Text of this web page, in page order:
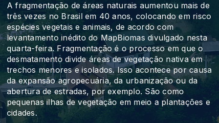
A fragmentação de áreas naturais aumentou mais de
três vezes no Brasil em 40 anos, colocando em risco
espécies vegetais e animais, de acordo com
levantamento inédito do MapBiomas divulgado nesta
quarta-feira. Fragmentação é o processo em que o
desmatamento divide áreas de vegetação nativa em
trechos menores e isolados. Isso acontece por causa
da expansão agropecuária, da urbanização ou da
abertura de estradas, por exemplo. São como
pequenas ilhas de vegetação em meio a plantações e
cidades.